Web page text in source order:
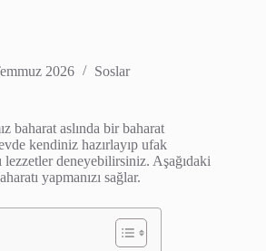
2026 Soslar
baharat aslında bir baharat
kendiniz hazırlayıp ufak
deneyebilirsiniz. Aşağıdaki
yapmanızı sağlar.